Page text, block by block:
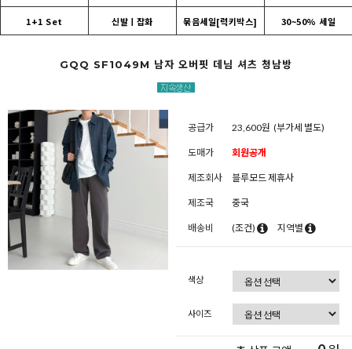
1+1 Set 신발ㅣ잡화 묶음세일[럭키박스] 30~50% 세일
GQQ SF1049M 남자 오버핏 데님 셔츠 청남방
공급가 23,600원 (부가세 별도)
도매가 회원공개
제조회사 블루모드 제휴사
제조국 중국
배송비 (조건) 지역별
색상
사이즈